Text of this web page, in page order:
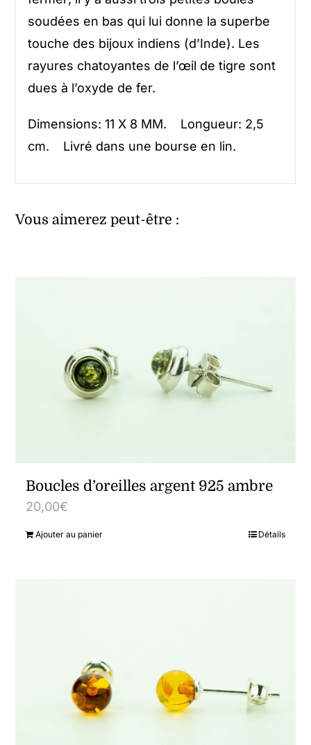
soudées en bas qui lui donne la superbe
touche des bijoux indiens (d’Inde). Les
rayures chatoyantes de l’œil de tigre sont
dues à l’oxyde de fer.
Dimensions: 11 X 8 MM. Longueur: 2,5
cm. Livré dans une bourse en lin.
Vous aimerez peut-être :
Boucles d’oreilles argent 925 ambre
20,00€
Ajouter au panier Détails